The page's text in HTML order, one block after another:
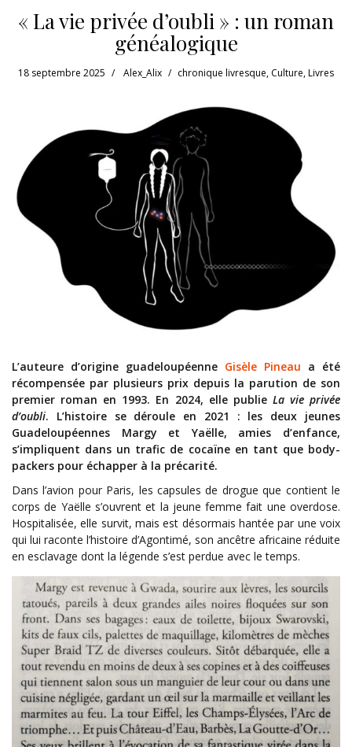
« La vie privée d’oubli » : un roman
généalogique
18 septembre 2025 Alex_Alix chronique livresque, Culture,Livres
L’auteure d’origine guadeloupéenne Gisèle Pineau a été
récompensée par plusieurs prix depuis la parution de son
premier roman en 1993. En 2024, elle publie La vie privée
d’oubli. L’histoire se déroule en 2021 : les deux jeunes
Guadeloupéennes Margy et Yaëlle, amies d’enfance,
s’impliquent dans un trafic de cocaïne en tant que body-
packers pour échapper à la précarité.
Dans l’avion pour Paris, les capsules de drogue que contient le
corps de Yaëlle s’ouvrent et la jeune femme fait une overdose.
Hospitalisée, elle survit, mais est désormais hantée par une voix
qui lui raconte l’histoire d’Agontimé, son ancêtre africaine réduite
en esclavage dont la légende s’est perdue avec le temps.